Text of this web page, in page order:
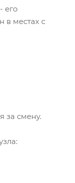
его
в местах с
за смену.